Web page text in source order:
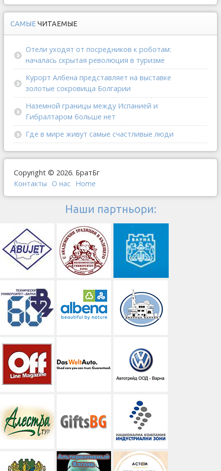
САМЫЕ ЧИТАЕМЫЕ
Отели уходят от посредников к роботам:
началась скрытая революция в туризме
Курорт Албена представляет на выставке
золотые сокровища Болгарии
Наземной границы между Испанией и
Гибралтаром больше нет
Где в мире живут самые счастливые люди
Copyright © 2026. БратБг
Контакты
О наc Home
Наши партньори: